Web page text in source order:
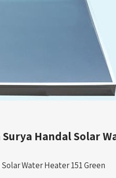
Handal Solar
Water Heater 151 Green